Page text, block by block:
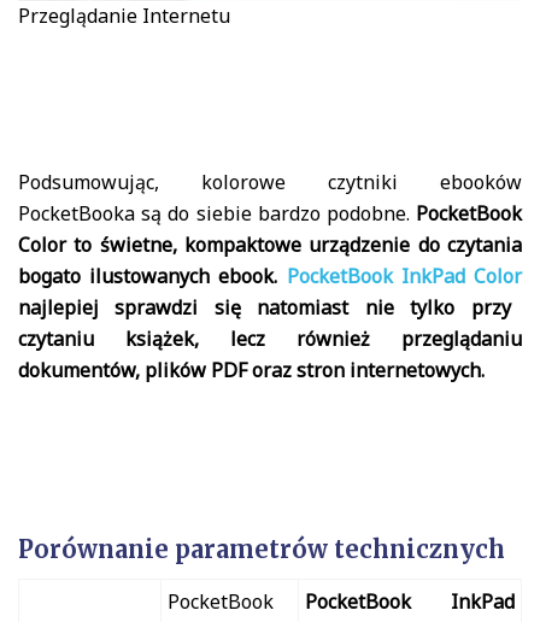
Przeglądanie Internetu
Podsumowując, kolorowe czytniki ebooków
PocketBooka są do siebie bardzo podobne. PocketBook
Color to świetne, kompaktowe urządzenie do czytania
bogato ilustowanych ebook. PocketBook InkPad Color
najlepiej sprawdzi się natomiast nie tylko przy
czytaniu książek, lecz również przeglądaniu
dokumentów, plików PDF oraz stron internetowych.
Porównanie parametrów technicznych
PocketBook
PocketBook InkPad